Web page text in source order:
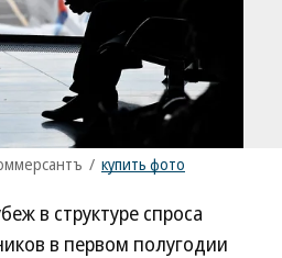
/ купить фото
в структуре спроса
в первом полугодии